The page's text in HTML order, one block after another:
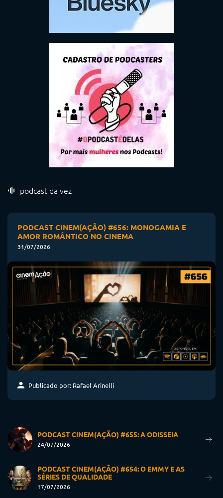
podcast da vez
PODCAST CINEM(AÇÃO) #656: MONOGAMIA E
AMOR ROMÂNTICO NO CINEMA
31/07/2026
Publicado por: Rafael Arinelli
PODCAST CINEM(AÇÃO) #655: A ODISSEIA
24/07/2026
PODCAST CINEM(AÇÃO) #654: O EMMY E AS
SÉRIES DE QUALIDADE
17/07/2026